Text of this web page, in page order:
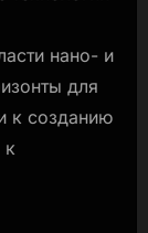
нано- и
для
к созданию
к